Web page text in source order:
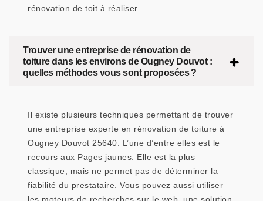
rénovation de toit à réaliser.
Trouver une entreprise de rénovation de
toiture dans les environs de Ougney Douvot :
quelles méthodes vous sont proposées ?
Il existe plusieurs techniques permettant de trouver
une entreprise experte en rénovation de toiture à
Ougney Douvot 25640. L’une d’entre elles est le
recours aux Pages jaunes. Elle est la plus
classique, mais ne permet pas de déterminer la
fiabilité du prestataire. Vous pouvez aussi utiliser